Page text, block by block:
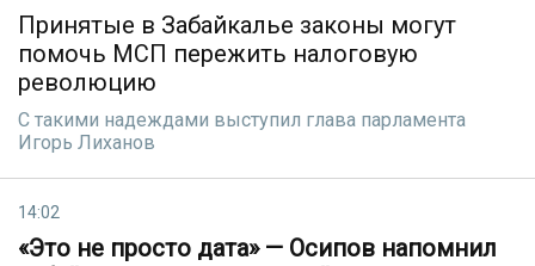
Принятые в Забайкалье законы могут
помочь МСП пережить налоговую
революцию
С такими надеждами выступил глава парламента
Игорь Лиханов
14:02
«Это не просто дата» — Осипов напомнил